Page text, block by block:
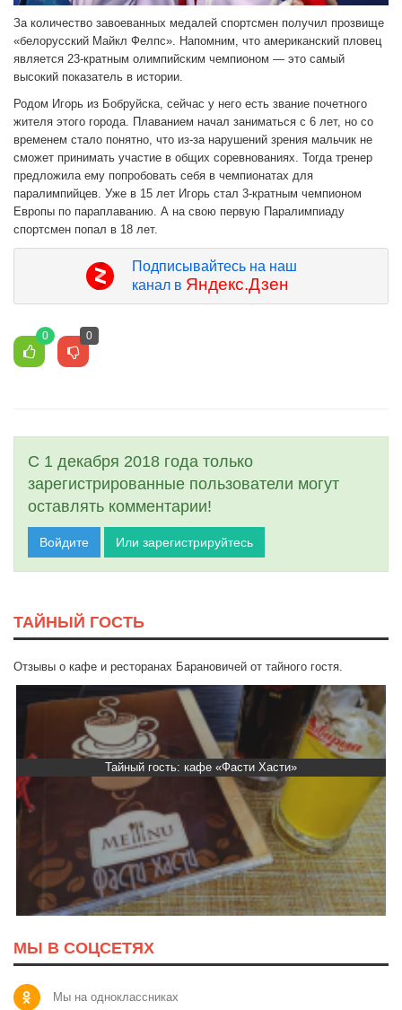
За количество завоеванных медалей спортсмен получил прозвище
«белорусский Майкл Фелпс». Напомним, что американский пловец
является 23-кратным олимпийским чемпионом — это самый
высокий показатель в истории.
Родом Игорь из Бобруйска, сейчас у него есть звание почетного
жителя этого города. Плаванием начал заниматься с 6 лет, но со
временем стало понятно, что из-за нарушений зрения мальчик не
сможет принимать участие в общих соревнованиях. Тогда тренер
предложила ему попробовать себя в чемпионатах для
паралимпийцев. Уже в 15 лет Игорь стал 3-кратным чемпионом
Европы по параплаванию. А на свою первую Паралимпиаду
спортсмен попал в 18 лет.
Подписывайтесь на наш
канал в Яндекс.Дзен
0 0
С 1 декабря 2018 года только
зарегистрированные пользователи могут
оставлять комментарии!
Войдите Или зарегистрируйтесь
ТАЙНЫЙ ГОСТЬ
Отзывы о кафе и ресторанах Барановичей от тайного гостя.
Тайный гость: кафе «Фасти Хасти»
МЫ В СОЦСЕТЯХ
Мы на одноклассниках